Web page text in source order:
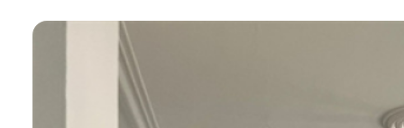
Maisons
Maisons
commerciaux
Vendus